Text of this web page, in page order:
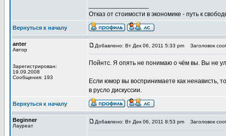
Отказ от стоимости в экономике - путь к
Вернуться к началу
anter
Автор
Зарегистрирован:
19.09.2008
Сообщения: 193
Добавлено: Вт Дек 06, 2011 5:33 pm Заголовок
Пойнтс. Я опять не понимаю о чём вы. Вы не
Если юмор вы воспринимаете как ненависть,
в русло дискуссии.
Вернуться к началу
Beginner
Лауреат
Добавлено: Вт Дек 06, 2011 8:53 pm Заголовок